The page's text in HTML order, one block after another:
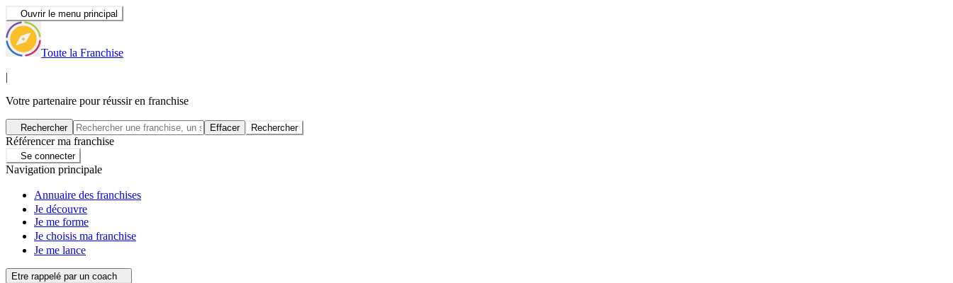
Ouvrir le menu principal
Toute la Franchise
|
Votre partenaire pour réussir en franchise
Rechercher Effacer Rechercher
Référencer ma franchise
Se connecter
Navigation principale
Annuaire des franchises
Je découvre
Je me forme
Je choisis ma franchise
Je me lance
Etre rappelé par un coach